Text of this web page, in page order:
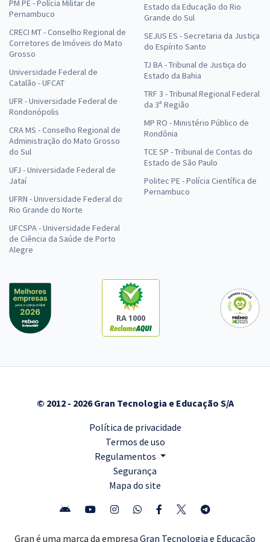
PM PE - Polícia Militar de
Pernambuco
CRECI MT - Conselho Regional de
Corretores de Imóveis do Mato
Grosso
Universidade Federal de
Catalão - UFCAT
UFR - Universidade Federal de
Rondonópolis
CRA MS - Conselho Regional de
Administração do Mato Grosso
do Sul
UFJ - Universidade Federal de
Jataí
UFRN - Universidade Federal do
Rio Grande do Norte
UFCSPA - Universidade Federal
de Ciência da Saúde de Porto
Alegre
Estado da Educação do Rio
Grande do Sul
SEJUS ES - Secretaria da Justiça
do Espírito Santo
TJ BA - Tribunal de Justiça do
Estado da Bahia
TRF 3 - Tribunal Regional Federal
da 3ª Região
MP RO - Ministério Público de
Rondônia
TCE SP - Tribunal de Contas do
Estado de São Paulo
Politec PE - Polícia Científica de
Pernambuco
RA 1000
© 2012 - 2026 Gran Tecnologia e Educação S/A
Política de privacidade
Termos de uso
Regulamentos
Segurança
Mapa do site
Gran é uma marca da empresa Gran Tecnologia e Educação